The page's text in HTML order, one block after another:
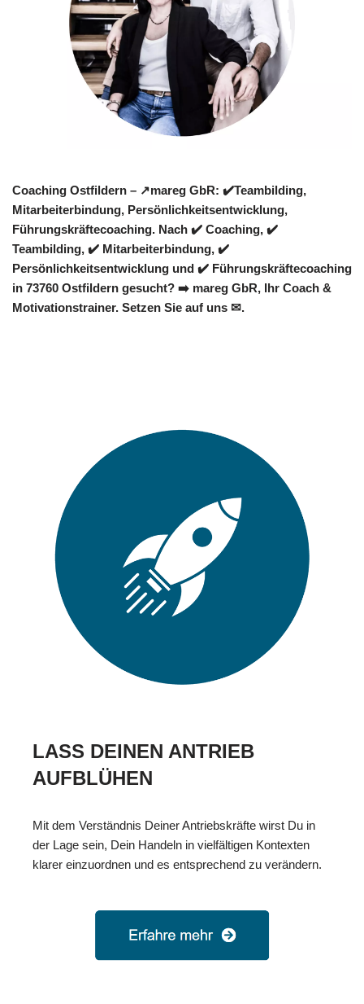
Coaching Ostfildern – ↗️mareg GbR: ✔️Teambilding,
Mitarbeiterbindung, Persönlichkeitsentwicklung,
Führungskräftecoaching. Nach ✔️ Coaching, ✔️
Teambilding, ✔️ Mitarbeiterbindung, ✔️
Persönlichkeitsentwicklung und ✔️ Führungskräftecoaching
in 73760 Ostfildern gesucht? ➡️ mareg GbR, Ihr Coach &
Motivationstrainer. Setzen Sie auf uns ✉.
LASS DEINEN ANTRIEB
AUFBLÜHEN
Mit dem Verständnis Deiner Antriebskräfte wirst Du in
der Lage sein, Dein Handeln in vielfältigen Kontexten
klarer einzuordnen und es entsprechend zu verändern.